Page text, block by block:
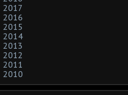
2017
2016
2015
2014
2013
2012
2011
2010